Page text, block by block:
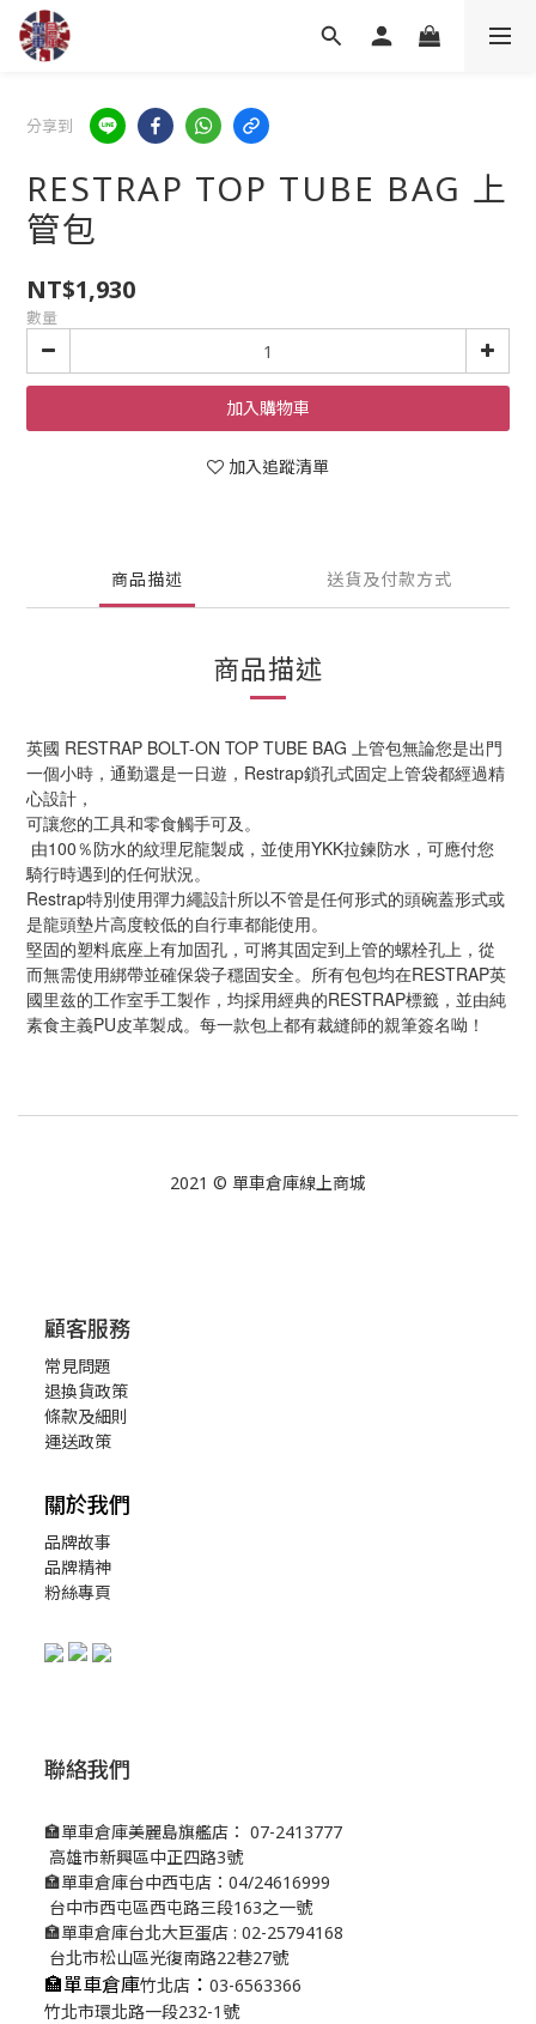
分享到
RESTRAP TOP TUBE BAG 上
管包
NT$1,930
數量
加入購物車
加入追蹤清單
商品描述 送貨及付款方式
商品描述
英國 RESTRAP BOLT-ON TOP TUBE BAG 上管包無論您是出門
一個小時，通勤還是一日遊，Restrap鎖孔式固定上管袋都經過精
心設計，
可讓您的工具和零食觸手可及。
騎行時遇到的任何狀況。
Restrap特別使用彈力繩設計所以不管是任何形式的頭碗蓋形式或
是龍頭墊片高度較低的自行車都能使用。
堅固的塑料底座上有加固孔，可將其固定到上管的螺栓孔上，從
而無需使用綁帶並確保袋子穩固安全。所有包包均在RESTRAP英
國里兹的工作室手工製作，均採用經典的RESTRAP標籤，並由純
素食主義PU皮革製成。每一款包上都有裁縫師的親筆簽名呦！
2021 © 單車倉庫線上商城
顧客服務
常見問題
退換貨政策
條款及細則
運送政策
關於我們
品牌故事
品牌精神
粉絲專頁
聯絡我們
🏣單車倉庫美麗島旗艦店： 07-2413777
高雄市新興區中正四路3號
🏣單車倉庫台中西屯店：04/24616999
台中市西屯區西屯路三段163之一號
🏣單車倉庫台北大巨蛋店 : 02-25794168
台北市松山區光復南路22巷27號
🏣單車倉庫竹北店 ： 03-6563366
竹北市環北路一段232-1號